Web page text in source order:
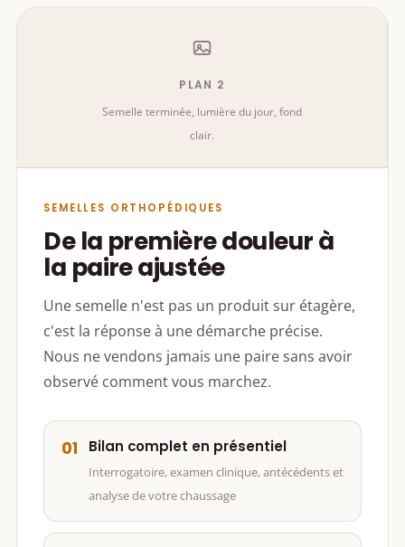
PLAN 2
Semelle terminée, lumière du jour, fond
clair.
SEMELLES ORTHOPÉDIQUES
De la première douleur à
la paire ajustée
Une semelle n'est pas un produit sur étagère,
c'est la réponse à une démarche précise.
Nous ne vendons jamais une paire sans avoir
observé comment vous marchez.
01 Bilan complet en présentiel
Interrogatoire, examen clinique, antécédents et
analyse de votre chaussage